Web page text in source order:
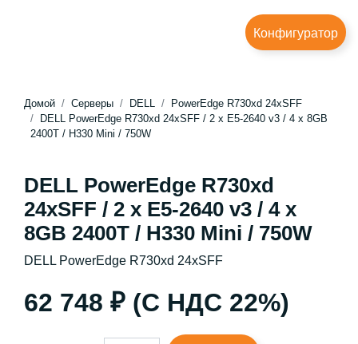
Конфигуратор
Домой Серверы DELL
PowerEdge R730xd 24xSFF
DELL PowerEdge R730xd 24xSFF / 2 x E5-2640 v3 / 4 x 8GB
2400T / H330 Mini / 750W
DELL PowerEdge R730xd
24xSFF / 2 x E5-2640 v3 / 4 x
8GB 2400T / H330 Mini / 750W
DELL PowerEdge R730xd 24xSFF
62 748 ₽ (С НДС 22%)